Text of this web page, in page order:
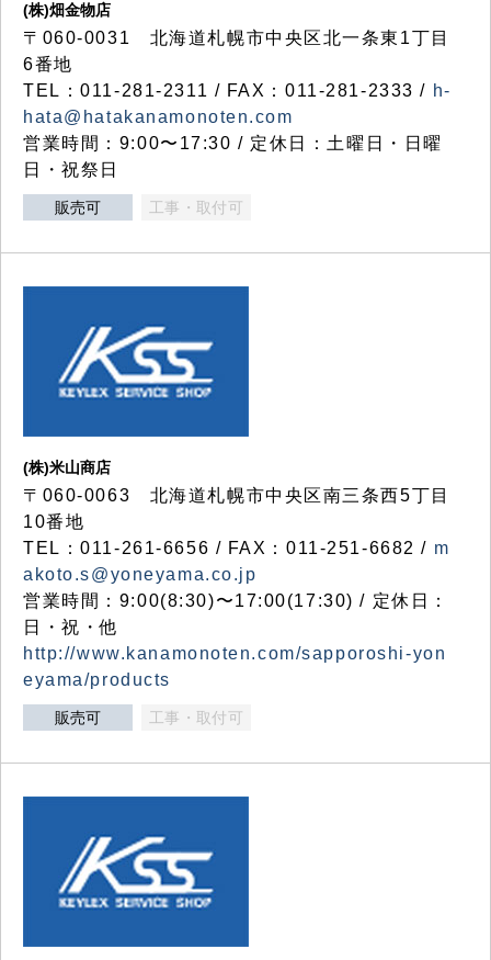
(株)畑金物店
〒060-0031 北海道札幌市中央区北一条東1丁目
6番地
TEL：011-281-2311 / FAX：011-281-2333 / h-
hata@hatakanamonoten.com
営業時間：9:00〜17:30 / 定休日：土曜日・日曜
日・祝祭日
販売可 工事・取付可
(株)米山商店
〒060-0063 北海道札幌市中央区南三条西5丁目
10番地
TEL：011-261-6656 / FAX：011-251-6682 / m
akoto.s@yoneyama.co.jp
営業時間：9:00(8:30)〜17:00(17:30) / 定休日：
日・祝・他
http://www.kanamonoten.com/sapporoshi-yon
eyama/products
販売可 工事・取付可